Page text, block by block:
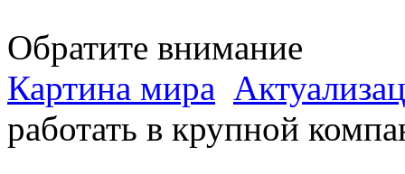
Обратите внимание
Картина мира
работать в крупной